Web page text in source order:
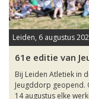
Leiden, 6 augustus
61e editie van
Bij Leiden Atletiek in
Jeugddorp geopend.
14 augustus elke